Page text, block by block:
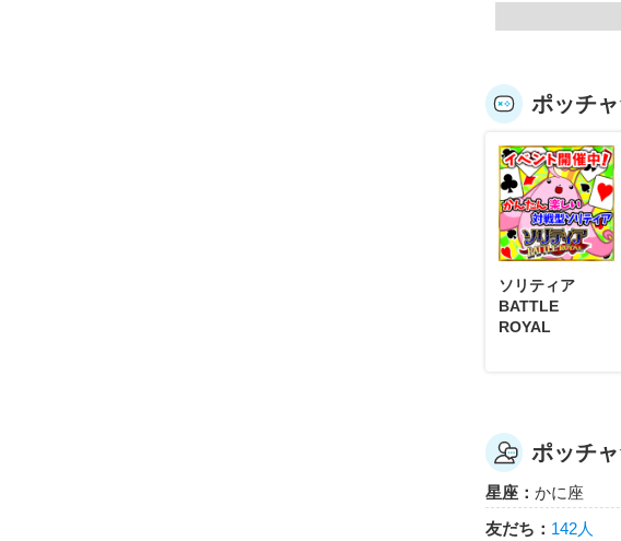
ポッチ
ソリティア
BATTLE
ROYAL
ポッチ
星座： かに座
友だち： 142人